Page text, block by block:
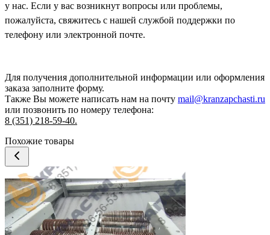
у нас. Если у вас возникнут вопросы или проблемы,
пожалуйста, свяжитесь с нашей службой поддержки по
телефону или электронной почте.
Для получения дополнительной информации или оформления
заказа заполните форму.
Также Вы можете написать нам на почту mail@kranzapchasti.ru
или позвонить по номеру телефона:
8 (351) 218-59-40.
Похожие товары